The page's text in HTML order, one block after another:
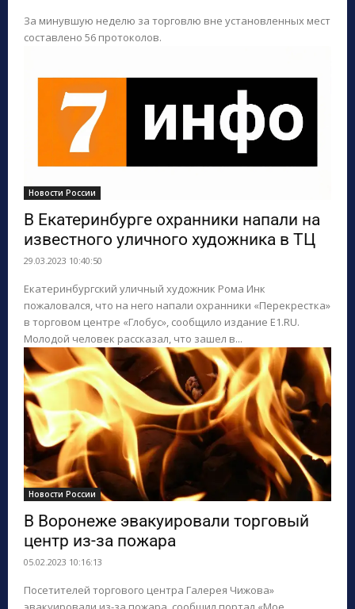
За минувшую неделю за торговлю вне установленных мест
составлено 56 протоколов.
Новости России
В Екатеринбурге охранники напали на
известного уличного художника в ТЦ
29.03.2023 10:40:50
Екатеринбургский уличный художник Рома Инк
пожаловался, что на него напали охранники «Перекрестка»
в торговом центре «Глобус», сообщило издание E1.RU.
Молодой человек рассказал, что зашел в...
Новости России
В Воронеже эвакуировали торговый
центр из-за пожара
05.02.2023 10:16:13
Посетителей торгового центра Галерея Чижова»